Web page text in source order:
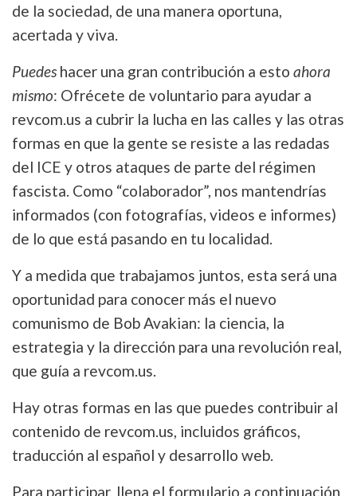
de la sociedad, de una manera oportuna,
acertada y viva.
Puedeshacer una gran contribución a esto ahora
mismo: Ofrécete de voluntario para ayudar a
revcom.us a cubrir la lucha en las calles y las otras
formas en que la gente se resiste a las redadas
del ICE y otros ataques de parte del régimen
fascista. Como “colaborador”, nos mantendrías
informados (con fotografías, videos e informes)
de lo que está pasando en tu localidad.
Y a medida que trabajamos juntos, esta será una
oportunidad para conocer más el nuevo
comunismo de Bob Avakian: la ciencia, la
estrategia y la dirección para una revolución real,
que guía a revcom.us.
Hay otras formas en las que puedes contribuir al
contenido de revcom.us, incluidos gráficos,
traducción al español y desarrollo web.
Para participar, llena el formulario a continuación